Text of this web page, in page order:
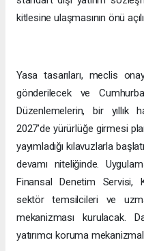
kitlesine ulaşmasının önü
Yasa tasarıları, meclis
gönderilecek ve
Düzenlemelerin, bir yıllık
2027’de yürürlüğe girmesi
yayımladığı kılavuzlarla
devamı niteliğinde.
Finansal Denetim Servisi,
sektör temsilcileri ve
mekanizması kurulacak.
yatırımcı koruma